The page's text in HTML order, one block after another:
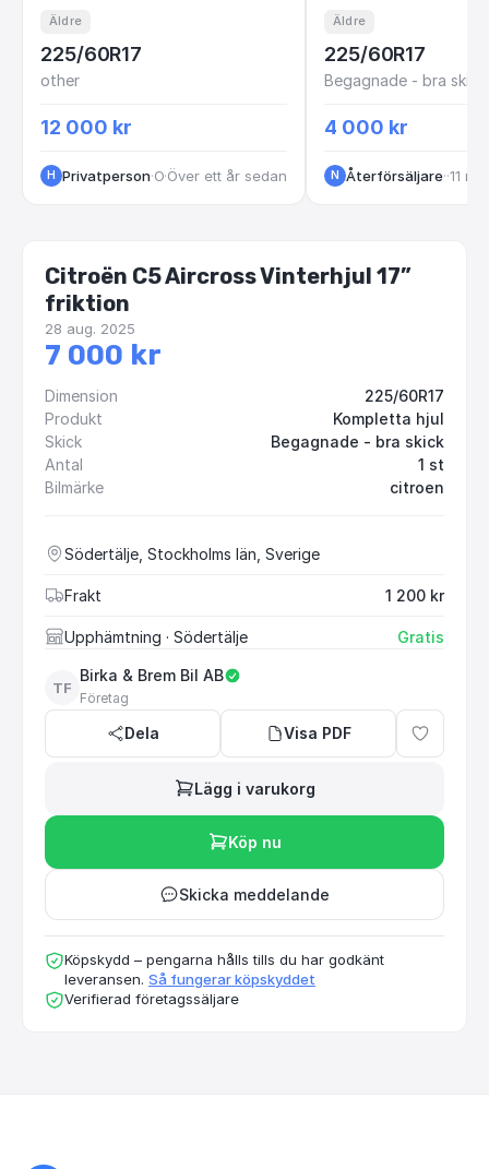
Äldre
225/60R17
other
12 000 kr
H Privatperson· Ostergotland
·Över ett år sedan
Äldre
225/60R17
Begagnade - bra skick
4 000 kr
N Återförsäljare··11
Citroën C5 Aircross Vinterhjul 17”
friktion
28 aug. 2025
7 000 kr
Dimension
225/60R17
Produkt
Kompletta hjul
Skick
Begagnade - bra skick
Antal
1 st
Bilmärke
citroen
Södertälje, Stockholms län, Sverige
Frakt 1 200 kr
Upphämtning · Södertälje Gratis
TF
Birka & Brem Bil AB
Företag
Dela Visa PDF
Lägg i varukorg
Köp nu
Skicka meddelande
Köpskydd – pengarna hålls tills du har godkänt
leveransen. Så fungerar köpskyddet
Verifierad företagssäljare